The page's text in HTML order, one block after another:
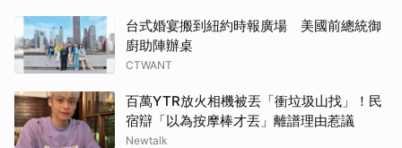
台式婚宴搬到紐約時報廣場 美國前總統御
廚助陣辦桌
CTWANT
百萬YTR放火相機被丟「衝垃圾山找」！民
宿辯「以為按摩棒才丟」離譜理由惹議
Newtalk